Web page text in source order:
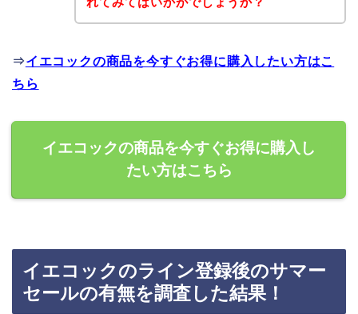
⇒イエコックの商品を今すぐお得に購入したい方はこ
ちら
イエコックの商品を今すぐお得に購入し
たい方はこちら
イエコックのライン登録後のサマー
セールの有無を調査した結果！